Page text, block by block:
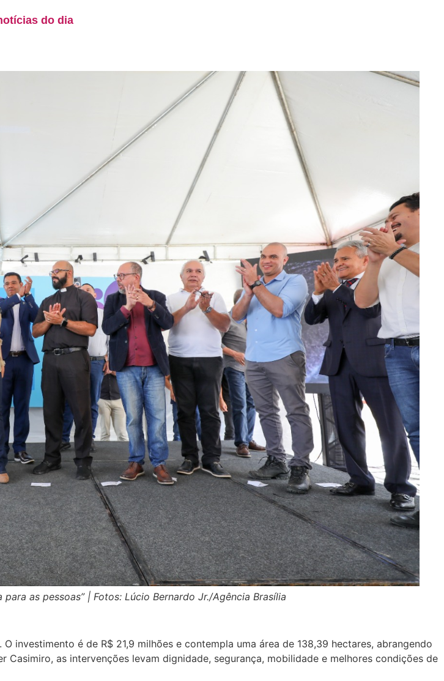
do dia
as pessoas” | Fotos: Lúcio Bernardo Jr./Agência Brasília
investimento é de R$ 21,9 milhões e contempla uma área de 138,39 hectares, abrangendo
as intervenções levam dignidade, segurança, mobilidade e melhores condições de